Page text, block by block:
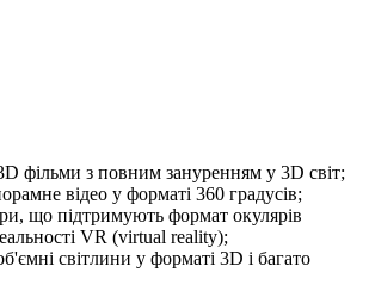
фільми з повним зануренням у 3D світ;
відео у форматі 360 градусів;
що підтримують формат окулярів
VR (virtual reality);
світлини у форматі 3D і багато